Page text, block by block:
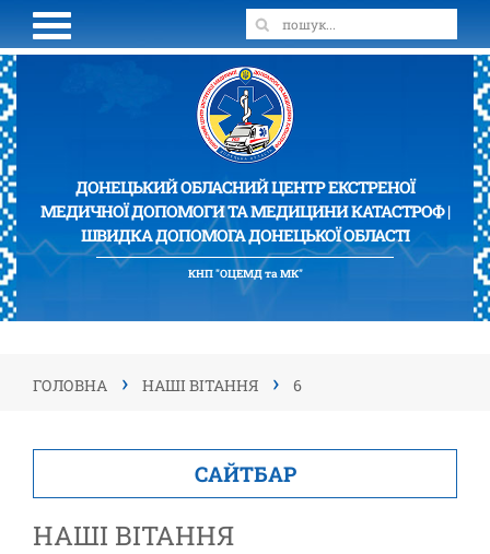
ДОНЕЦЬКИЙ ОБЛАСНИЙ ЦЕНТР ЕКСТРЕНОЇ
МЕДИЧНОЇ ДОПОМОГИ ТА МЕДИЦИНИ КАТАСТРОФ |
ШВИДКА ДОПОМОГА ДОНЕЦЬКОЇ ОБЛАСТІ
КНП "ОЦЕМД та МК"
ГОЛОВНА › НАШІ ВІТАННЯ › 6
САЙТБАР
НАШІ ВІТАННЯ